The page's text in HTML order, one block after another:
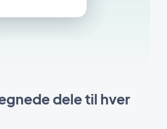
dele til hver